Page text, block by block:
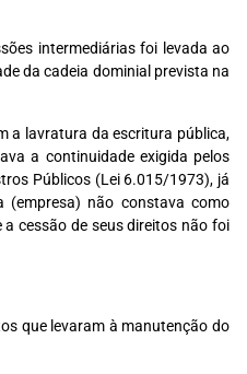
intermediárias foi levada ao
da cadeia dominial prevista na
a lavratura da escritura pública,
a continuidade exigida pelos
Públicos (Lei 6.015/1973), já
(empresa) não constava como
cessão de seus direitos não foi
que levaram à manutenção do